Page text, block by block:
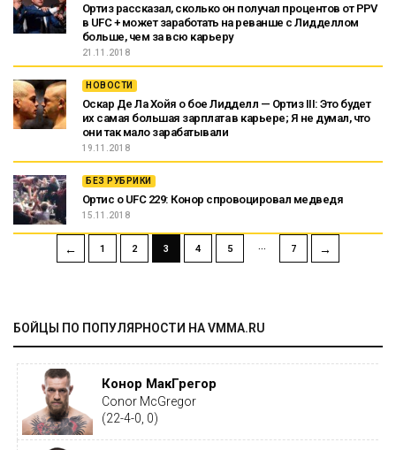
Ортиз рассказал, сколько он получал процентов от PPV
в UFC + может заработать на реванше с Лидделлом
больше, чем за всю карьеру
21.11.2018
НОВОСТИ
Оскар Де Ла Хойя о бое Лидделл — Ортиз III: Это будет
их самая большая зарплата в карьере; Я не думал, что
они так мало зарабатывали
19.11.2018
БЕЗ РУБРИКИ
Ортис о UFC 229: Конор спровоцировал медведя
15.11.2018
← 1 2 3 4 5 … 7 →
БОЙЦЫ ПО ПОПУЛЯРНОСТИ НА VMMA.RU
Конор МакГрегор
Conor McGregor
(22-4-0, 0)